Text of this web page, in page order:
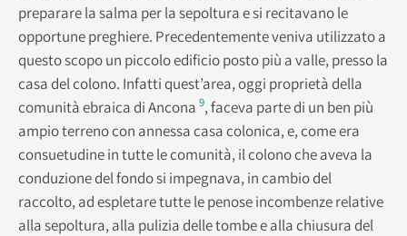
preparare la salma per la sepoltura e si recitavano le
opportune preghiere. Precedentemente veniva utilizzato a
questo scopo un piccolo edificio posto più a valle, presso la
casa del colono. Infatti quest’area, oggi proprietà della
comunità ebraica di Ancona 9, faceva parte di un ben più
ampio terreno con annessa casa colonica, e, come era
consuetudine in tutte le comunità, il colono che aveva la
conduzione del fondo si impegnava, in cambio del
raccolto, ad espletare tutte le penose incombenze relative
alla sepoltura, alla pulizia delle tombe e alla chiusura del